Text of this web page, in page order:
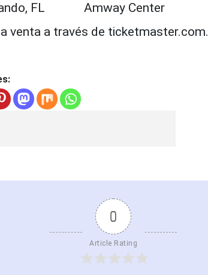
FL Amway Center
venta a través de ticketmaster.com.
0
Article Rating